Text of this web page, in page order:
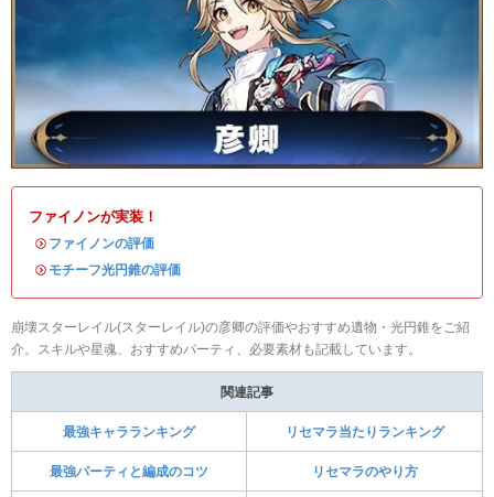
ファイノンが実装！
・ ファイノンの評価
・ モチーフ光円錐の評価
崩壊スターレイル(スターレイル)の彦卿の評価やおすすめ遺物・光円錐をご紹
介。スキルや星魂、おすすめパーティ、必要素材も記載しています。
関連記事
最強キャラランキング リセマラ当たりランキング
最強パーティと編成のコツ リセマラのやり方